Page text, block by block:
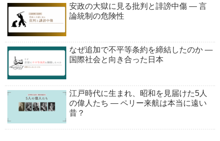
安政の大獄に見る批判と誹謗中傷 ― 言
論統制の危険性
なぜ追加で不平等条約を締結したのか ―
国際社会と向き合った日本
江戸時代に生まれ、昭和を見届けた5人
の偉人たち ― ペリー来航は本当に遠い
昔？